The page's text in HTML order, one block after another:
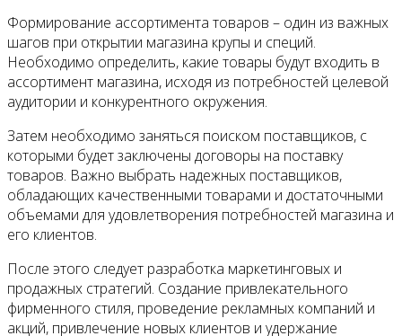
Формирование ассортимента товаров – один из важных
шагов при открытии магазина крупы и специй.
Необходимо определить, какие товары будут входить в
ассортимент магазина, исходя из потребностей целевой
аудитории и конкурентного окружения.
Затем необходимо заняться поиском поставщиков, с
которыми будет заключены договоры на поставку
товаров. Важно выбрать надежных поставщиков,
обладающих качественными товарами и достаточными
объемами для удовлетворения потребностей магазина и
его клиентов.
После этого следует разработка маркетинговых и
продажных стратегий. Создание привлекательного
фирменного стиля, проведение рекламных компаний и
акций, привлечение новых клиентов и удержание